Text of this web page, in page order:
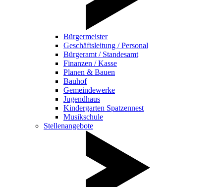
Bürgermeister
Geschäftsleitung / Personal
Bürgeramt / Standesamt
Finanzen / Kasse
Planen & Bauen
Bauhof
Gemeindewerke
Jugendhaus
Kindergarten Spatzennest
Musikschule
Stellenangebote